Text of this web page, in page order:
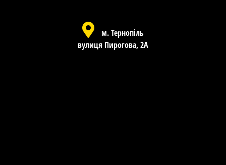
м. Тернопіль
вулиця Пирогова, 2А